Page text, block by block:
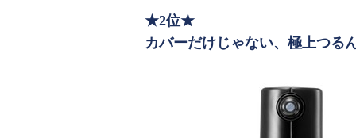
★2位★
カバーだけじゃない、極上つる